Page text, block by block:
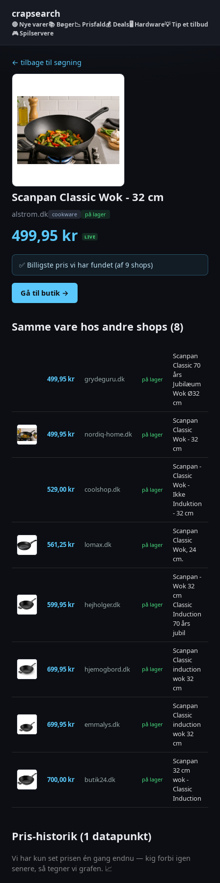
crapsearch
Nye varer📚 Bøger📉 Prisfald💰 Deals🖥️ Hardware💡 Tip et tilbud
🎮 Spilservere
← tilbage til søgning
Scanpan Classic Wok - 32 cm
alstrom.dk cookware på lager
499,95 kr LIVE
✅ Billigste pris vi har fundet (af 9 shops)
Gå til butik →
Samme vare hos andre shops (8)
499,95 kr grydeguru.dk på lager
Scanpan
Classic 70
års
Jubilæum
Wok Ø32
cm
499,95 kr nordiq-home.dk på lager
Scanpan
Classic
Wok - 32
cm
529,00 kr coolshop.dk på lager
Scanpan -
Classic
Wok -
Ikke
Induktion
- 32 cm
561,25 kr lomax.dk på lager
Scanpan
Classic
Wok, 24
cm.
599,95 kr hejholger.dk på lager
Scanpan -
Wok 32
cm
Classic
Induction
70 års
jubil
699,95 kr hjemogbord.dk på lager
Scanpan
Classic
induction
wok 32
cm
699,95 kr emmalys.dk på lager
Scanpan
Classic
induction
wok 32
cm
700,00 kr butik24.dk på lager
Scanpan
32 cm
wok -
Classic
Induction
Pris-historik (1 datapunkt)
Vi har kun set prisen én gang endnu — kig forbi igen
senere, så tegner vi grafen. 📈